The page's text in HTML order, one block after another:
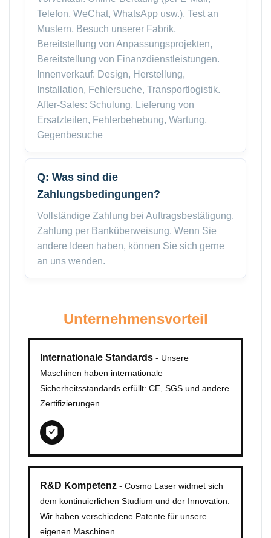
Telefon, WeChat, WhatsApp usw.), Test an
Mustern, Besuch unserer Fabrik,
Bereitstellung von Anpassungsprojekten,
Bereitstellung von Finanzdienstleistungen.
Innenverkauf: Design, Herstellung,
Installation, Fehlersuche, Transportlogistik.
After-Sales: Schulung, Lieferung von
Ersatzteilen, Fehlerbehebung, Wartung,
Gegenbesuche
Q: Was sind die
Zahlungsbedingungen?
Vollständige Zahlung bei Auftragsbestätigung.
Zahlung per Banküberweisung. Wenn Sie
andere Ideen haben, können Sie sich gerne
an uns wenden.
Unternehmensvorteil
Internationale Standards - Unsere
Maschinen haben internationale
Sicherheitsstandards erfüllt: CE, SGS und andere
Zertifizierungen.
R&D Kompetenz - Cosmo Laser widmet sich
dem kontinuierlichen Studium und der Innovation.
Wir haben verschiedene Patente für unsere
eigenen Maschinen.